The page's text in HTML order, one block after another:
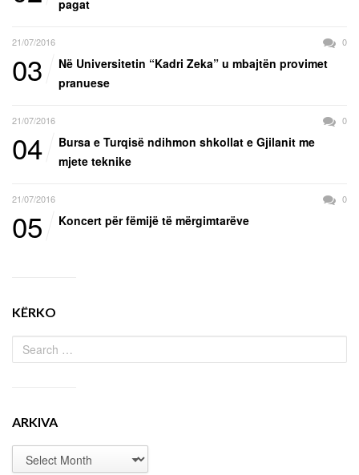
pagat
21/07/2016 0
03
Në Universitetin “Kadri Zeka” u mbajtën provimet
pranuese
21/07/2016 0
04
Bursa e Turqisë ndihmon shkollat e Gjilanit me
mjete teknike
21/07/2016 0
05 Koncert për fëmijë të mërgimtarëve
KËRKO
ARKIVA